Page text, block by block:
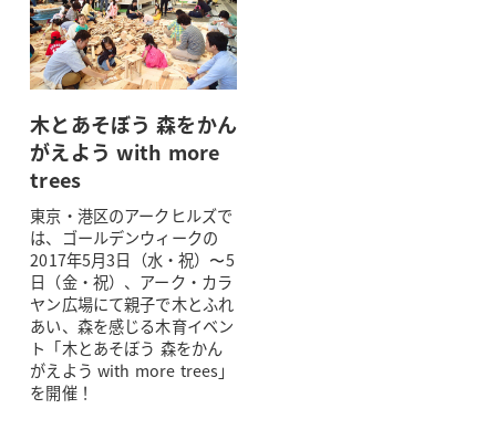
木とあそぼう 森をかん
がえよう with more
trees
東京・港区のアークヒルズで
は、ゴールデンウィークの
2017年5月3日（水・祝）〜5
日（金・祝）、アーク・カラ
ヤン広場にて親子で木とふれ
あい、森を感じる木育イベン
ト「木とあそぼう 森をかん
がえよう with more trees」
を開催！